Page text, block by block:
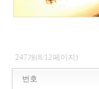
247개(8/12페이지)
번호